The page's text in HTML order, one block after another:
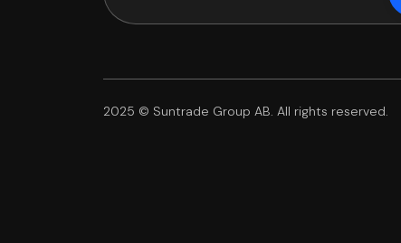
2025 © Suntrade Group AB. All rights reserved.